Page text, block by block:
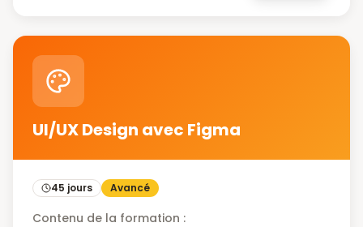
UI/UX Design avec Figma
45 jours Avancé
Contenu de la formation :